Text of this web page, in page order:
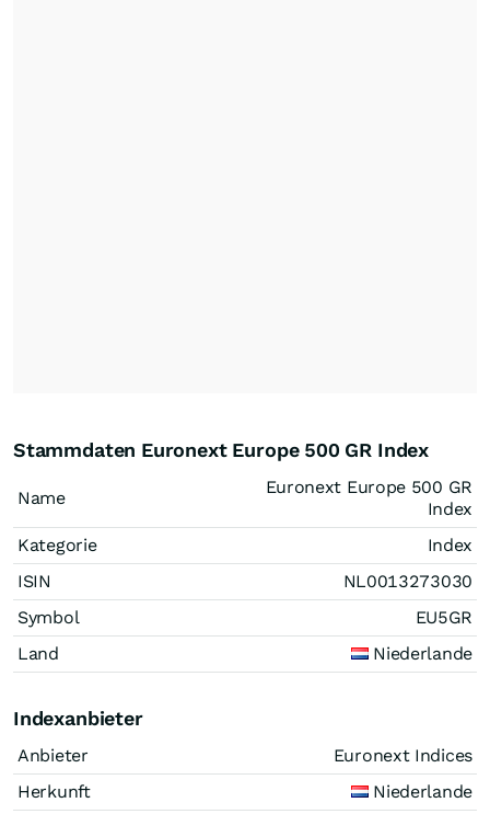
Stammdaten Euronext Europe 500 GR Index
Name
Euronext Europe 500 GR
Index
Kategorie
Index
ISIN
NL0013273030
Symbol
EU5GR
Land
Niederlande
Indexanbieter
Anbieter
Euronext Indices
Herkunft
Niederlande